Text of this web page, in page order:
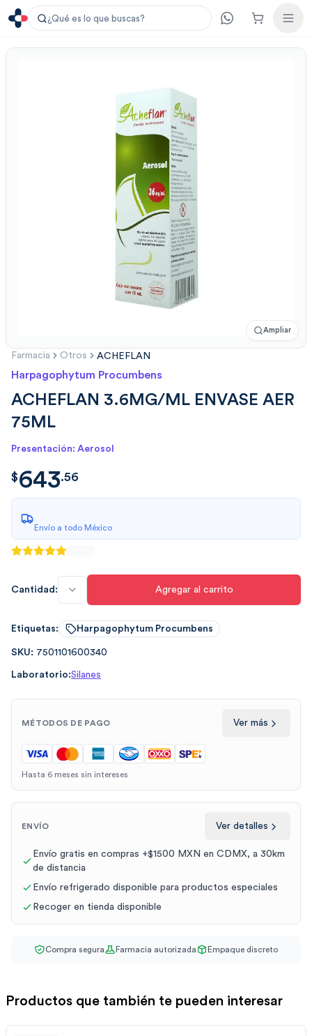
¿Qué es lo que buscas?
Ampliar
Farmacia Otros ACHEFLAN
Harpagophytum Procumbens
ACHEFLAN 3.6MG/ML ENVASE AER
75ML
Presentación: Aerosol
$643.560
$643.56
Envío a todo México
Cantidad: Agregar al carrito
Etiquetas: Harpagophytum Procumbens
SKU: 7501101600340
Laboratorio:Silanes
MÉTODOS DE PAGO Ver más
Hasta 6 meses sin intereses
ENVÍO Ver detalles
Envío gratis en compras +$1500 MXN en CDMX, a 30km
de distancia
Envío refrigerado disponible para productos especiales
Recoger en tienda disponible
Compra segura Farmacia autorizada Empaque discreto
Productos que también te pueden interesar